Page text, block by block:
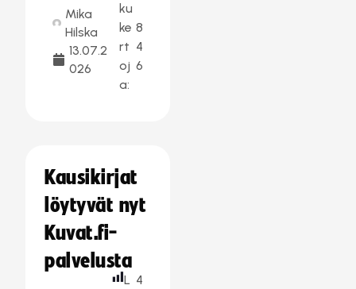
Mika
Hilska
13.07.2
026
ku
ke
rt
oj
a:
8
4
6
Kausikirjat
löytyvät nyt
Kuvat.fi-
palvelusta
L 4